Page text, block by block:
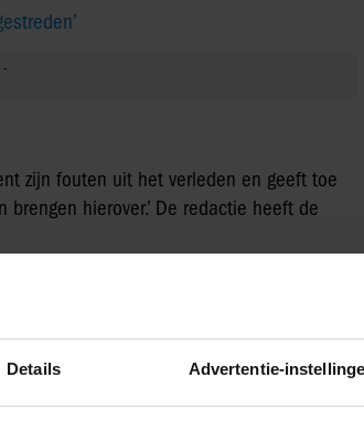
Details Advertentie-
zijn fouten uit het verleden en geeft toe
hierover.’ De redactie heeft de